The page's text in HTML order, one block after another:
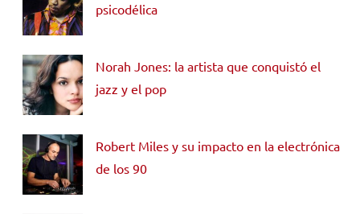
psicodélica
Norah Jones: la artista que conquistó el
jazz y el pop
Robert Miles y su impacto en la electrónica
de los 90